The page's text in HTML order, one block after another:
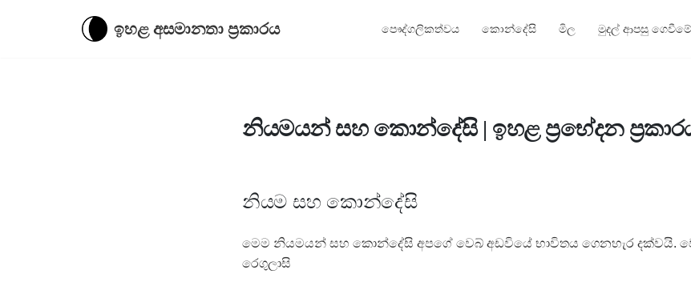
ඉහළ අසමානතා ප්‍රකාරය පෞද්ගලිකත්වය කොන්දේසි මිල මුදල් ආපසු ගෙවීමේ
නියමයන් සහ කොන්දේසි | ඉහළ ප්‍රභේදන
නියම සහ කොන්දේසි
මෙම නියමයන් සහ කොන්දේසි අපගේ වෙබ් අඩවියේ භාවිතය ගෙනහැර දක්වයි.
රෙගුලාසි